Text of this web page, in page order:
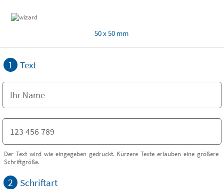
50 x 50 mm
1 Text
Der Text wird wie eingegeben gedruckt. Kürzere Texte erlauben eine größere
Schriftgröße.
2 Schriftart